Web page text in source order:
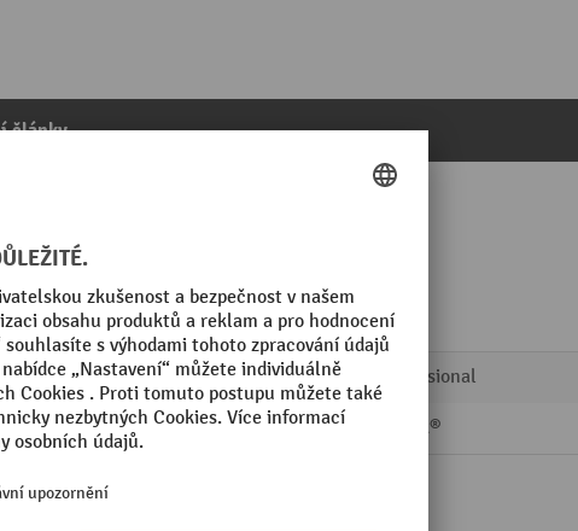
články
vysavačům
Segmentu Professional
Značka Nilfisk®